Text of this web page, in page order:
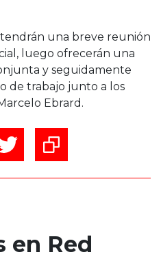
una breve reunión
luego ofrecerán una
y seguidamente
de trabajo junto a los
Ebrard.
en Red